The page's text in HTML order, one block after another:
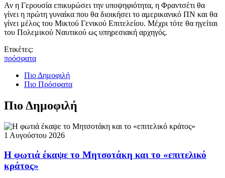
Αν η Γερουσία επικυρώσει την υποψηφιότητα, η Φραντσέτι θα
γίνει η πρώτη γυναίκα που θα διοικήσει το αμερικανικό ΠΝ και θα
γίνει μέλος του Μικτού Γενικού Επιτελείου. Μέχρι τότε θα ηγείται
του Πολεμικού Ναυτικού ως υπηρεσιακή αρχηγός.
Ετικέτες:
πρόσφατα
Πιο Δημοφιλή
Πιο Πρόσφατα
Πιο Δημοφιλή
1 Αυγούστου 2026
Η φωτιά έκαψε το Μητσοτάκη και το «επιτελικό
κράτος»